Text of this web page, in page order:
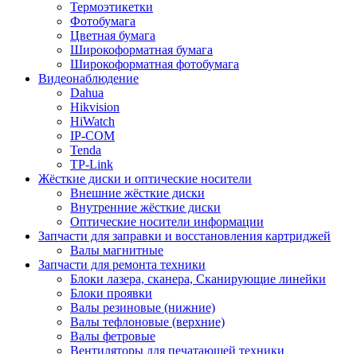
Термоэтикетки
Фотобумага
Цветная бумага
Широкоформатная бумага
Широкоформатная фотобумага
Видеонаблюдение
Dahua
Hikvision
HiWatch
IP-COM
Tenda
TP-Link
Жёсткие диски и оптические носители
Внешние жёсткие диски
Внутренние жёсткие диски
Оптические носители информации
Запчасти для заправки и восстановления картриджей
Валы магнитные
Запчасти для ремонта техники
Блоки лазера, сканера, Сканирующие линейки
Блоки проявки
Валы резиновые (нижние)
Валы тефлоновые (верхние)
Валы фетровые
Вентиляторы для печатающей техники